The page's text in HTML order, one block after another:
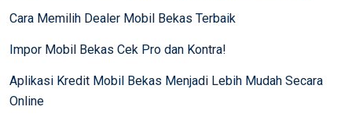
Cara Memilih Dealer Mobil Bekas Terbaik
Impor Mobil Bekas Cek Pro dan Kontra!
Aplikasi Kredit Mobil Bekas Menjadi Lebih Mudah Secara
Online